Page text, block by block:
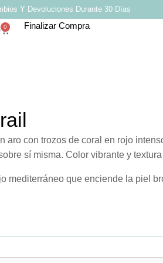
Y Devoluciones Durante 30 Días
0 Finalizar Compra
aro con trozos de coral en rojo
sí misma. Color vibrante y
mediterráneo que enciende la piel